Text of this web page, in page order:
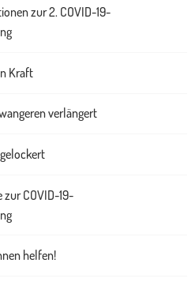
zur 2. COVID-19-
Kraft
verlängert
zur COVID-19-
helfen!